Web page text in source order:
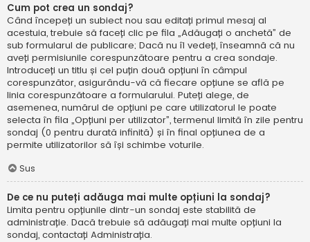
Cum pot crea un sondaj?
Când începeți un subiect nou sau editați primul mesaj al
acestuia, trebuie să faceți clic pe fila „Adăugați o anchetă” de
sub formularul de publicare; Dacă nu îl vedeți, înseamnă că nu
aveți permisiunile corespunzătoare pentru a crea sondaje.
Introduceți un titlu și cel puțin două opțiuni în câmpul
corespunzător, asigurându-vă că fiecare opțiune se află pe
linia corespunzătoare a formularului. Puteți alege, de
asemenea, numărul de opțiuni pe care utilizatorul le poate
selecta în fila „Opțiuni per utilizator”, termenul limită în zile pentru
sondaj (0 pentru durată infinită) și în final opțiunea de a
permite utilizatorilor să își schimbe voturile.
Sus
De ce nu puteți adăuga mai multe opțiuni la sondaj?
Limita pentru opțiunile dintr-un sondaj este stabilită de
administrație. Dacă trebuie să adăugați mai multe opțiuni la
sondaj, contactați Administrația.